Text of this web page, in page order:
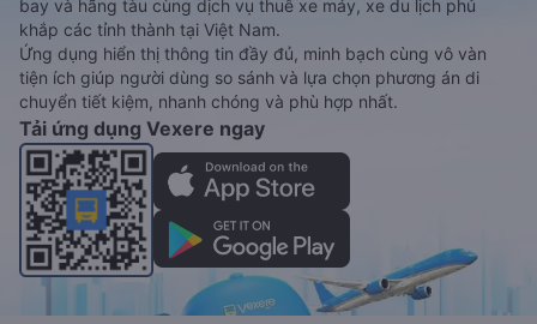
bay và hãng tàu cùng dịch vụ thuê xe máy, xe du lịch phủ
khắp các tỉnh thành tại Việt Nam.
Ứng dụng hiển thị thông tin đầy đủ, minh bạch cùng vô vàn
tiện ích giúp người dùng so sánh và lựa chọn phương án di
chuyển tiết kiệm, nhanh chóng và phù hợp nhất.
Tải ứng dụng Vexere ngay